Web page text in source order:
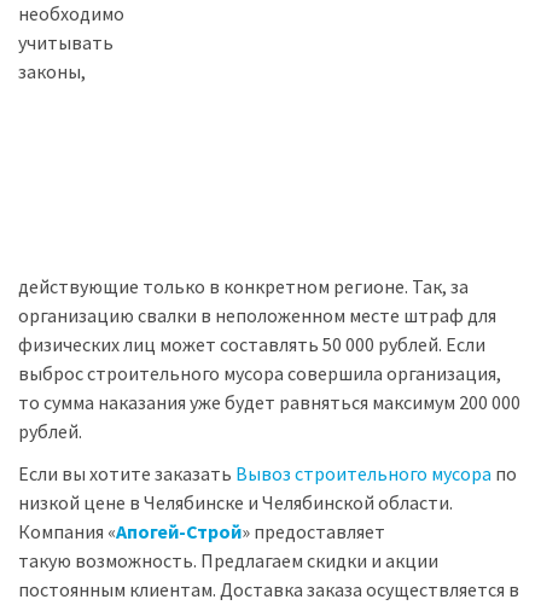
необходимо
учитывать
законы,
действующие только в конкретном регионе. Так, за
организацию свалки в неположенном месте штраф для
физических лиц может составлять 50 000 рублей. Если
выброс строительного мусора совершила организация,
то сумма наказания уже будет равняться максимум 200 000
рублей.
Если вы хотите заказать Вывоз строительного мусора по
низкой цене в Челябинске и Челябинской области.
Компания «Апогей-Строй» предоставляет
такую возможность. Предлагаем скидки и акции
постоянным клиентам. Доставка заказа осуществляется в